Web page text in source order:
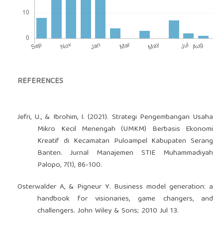
REFERENCES
Jefri, U., & Ibrohim, I. (2021). Strategi Pengembangan Usaha
Mikro Kecil Menengah (UMKM) Berbasis Ekonomi
Kreatif di Kecamatan Puloampel Kabupaten Serang
Banten. Jurnal Manajemen STIE Muhammadiyah
Palopo, 7(1), 86-100.
Osterwalder A, & Pigneur Y. Business model generation: a
handbook for visionaries, game changers, and
challengers. John Wiley & Sons; 2010 Jul 13.